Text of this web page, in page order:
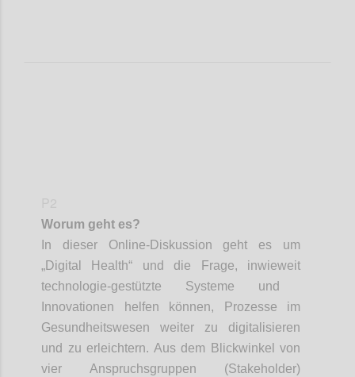
Worum geht es?
In dieser Online-Diskussion geht es um
„Digital Health“ und die Frage, inwieweit
technologie-gestützte Systeme und
Innovationen helfen können, Prozesse im
Gesundheitswesen weiter zu digitalisieren
und zu erleichtern. Aus dem Blickwinkel von
vier Anspruchsgruppen (Stakeholder)